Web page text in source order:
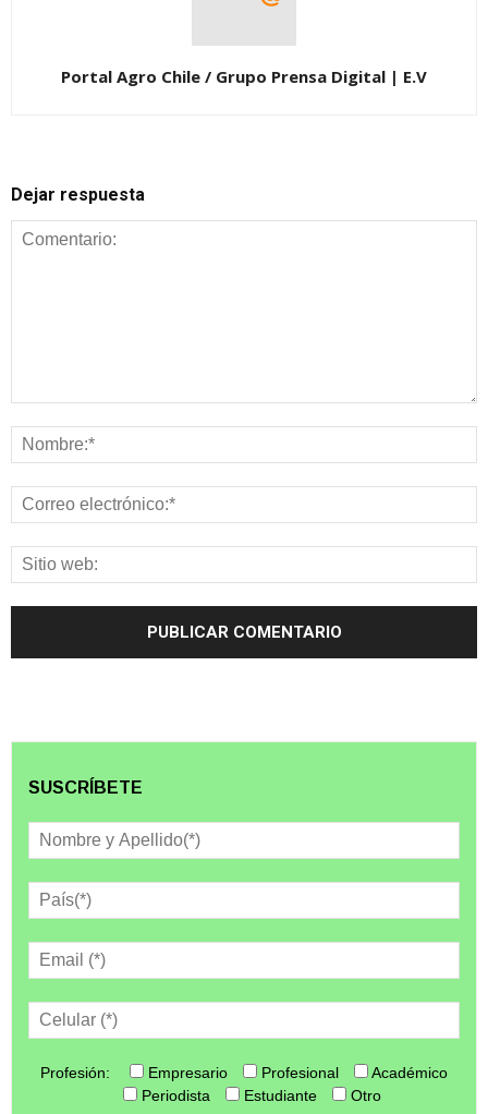
Portal Agro Chile / Grupo Prensa Digital | E.V
Dejar respuesta
SUSCRÍBETE
Profesión: Empresario Profesional
Académico
Periodista
Estudiante Otro